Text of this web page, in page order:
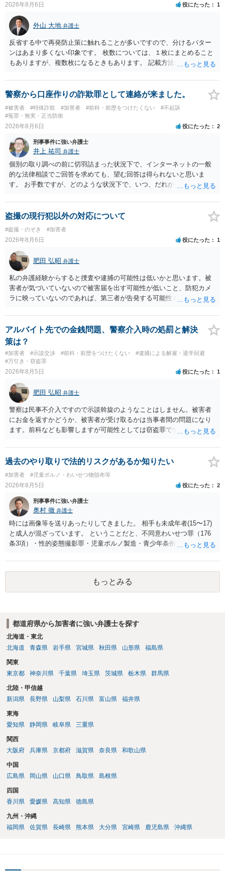
2026年8月6日 役にたった 1
外山 大地 弁護士
反省する中で再発防止策に触れることが多いですので、分けるパター
ンはあまり多くない印象です。 枚数については、１枚にまとめること
もありますが、複数枚になるときもあります。 記載方法については、
います。 したがいまして、いずれも良いかと考えます。
警察から口座作りの詐欺罪として連絡が来ました。
#被害者 #特殊詐欺 #加害者 #前科・前歴をつけたくない
#不起訴
#冤罪・無実・正当防衛
2026年8月6日 役にたった 2
刑事事件に強い弁護士
井上 祐司 弁護士
個別の取り調べの前に切羽詰まった状況下で、インターネットの一般
的な法律相談でご回答を求めても、望む回答は得られないと思いま
す。 お手数ですが、どのような状況下で、いつ、だれからどのような
の程度だと聞いているのかということについて、お近くで詳細な法律
相談を受けられたうえで対処方法を探された方がよいと思われます。
一般論でいえば、任意取り調べの場合、ＩＣレコーダーを持参して取
り調べ内容を録音することは必須だと考えます。
盗撮の現行犯以外の対応について
#盗撮・のぞき #加害者
2026年8月6日 役にたった 1
肥田 弘昭 弁護士
私の弁護経験からすると捜査や逮捕の可能性は低いかと思います。被
害者が気づいていないので被害届を出す可能性が低いこと、防犯カメ
ラに映っていないのであれば、第三者が告発する可能性も低いこと、
座る女性を盗撮(全体像写真1枚と5秒程度の動画)してしまいました。下
着や胸など強調したものではありません。」とありますが、少なくと
も捜査段階では性的姿態等撮影罪の被疑事実で逮捕勾留されるケース
が私の弁護経験では多くなった印象です（最終的には不起訴ないし各
都道府県の迷惑防止条例違反になることもあります）。2度としないこ
とをお勧めいたします。ご参考にしてください。
アルバイト先での金銭問題、警察介入時の処罰と解決
策は？
#加害者 #示談交渉 #前科・前歴をつけたくない
#逮捕による解雇・退学回避
#万引き・窃盗罪
2026年8月5日 役にたった 1
肥田 弘昭 弁護士
警察は民事不介入ですので示談斡旋のようなことはしません。被害者
にお金を返すかどうか、被害者が受け取るかは当事者間の問題になり
ます。前科なども影響しますが可能性としては窃盗罪ですので、逮捕
過去のやり取りで法的リスクがあるか知りたい
#加害者 #児童ポルノ・わいせつ物頒布等
2026年8月5日 役にたった 2
刑事事件に強い弁護士
奥村 徹 弁護士
時には画像等を送りあったりしてきました。 相手も未成年者(15〜17)
と成人が混ざっています。 ということだと、不同意わいせつ罪（176
条3項）・性的姿態撮影罪・児童ポルノ製造・青少年条例違反（わいせ
で、警察にバレれば、それなりの捜査を受けるでしょう。
もっとみる
都道府県から加害者に強い弁護士を探す
北海道・東北
北海道
青森県 岩手県 宮城県 秋田県 山形県 福島県
関東
東京都
神奈川県 千葉県 埼玉県 茨城県 栃木県 群馬県
北陸・甲信越
新潟県
長野県 山梨県 石川県 富山県 福井県
東海
愛知県
静岡県 岐阜県 三重県
関西
大阪府
兵庫県 京都府 滋賀県 奈良県 和歌山県
中国
広島県
岡山県 山口県 鳥取県 島根県
四国
香川県
愛媛県 高知県 徳島県
九州・沖縄
福岡県
佐賀県 長崎県 熊本県 大分県 宮崎県 鹿児島県 沖縄県